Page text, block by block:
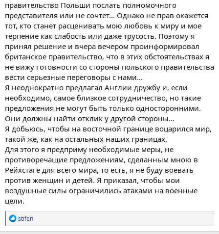
правительство Польши послать полномочного
представителя или не сочтет... Однако не прав окажется
тот, кто станет расценивать мою любовь к миру и мое
терпение как слабость или даже трусость. Поэтому я
принял решение и вчера вечером проинформировал
британское правительство, что в этих обстоятельствах я
не вижу готовности со стороны польского правительства
вести серьезные переговоры с нами...
Я неоднократно предлагал Англии дружбу и, если
необходимо, самое близкое сотрудничество, но такие
предложения не могут быть только односторонними.
Они должны найти отклик у другой стороны...
Я добьюсь, чтобы на восточной границе воцарился мир,
такой же, как на остальных наших границах.
Для этого я предприму необходимые меры, не
противоречащие предложениям, сделанным мною в
Рейхстаге для всего мира, то есть, я не буду воевать
против женщин и детей. Я приказал, чтобы мои
воздушные силы ограничились атаками на военные
цели.
Р
е
stifen